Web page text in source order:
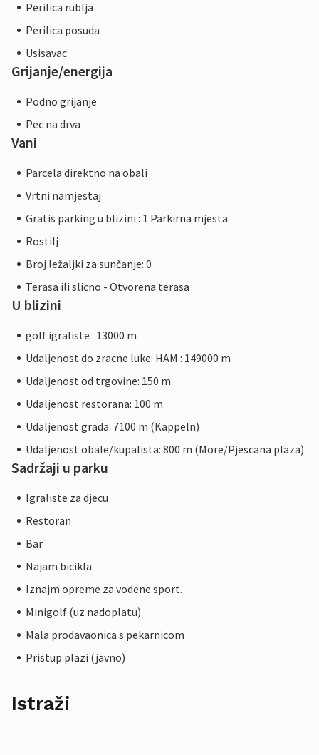
Perilica rublja
Perilica posuda
Usisavac
Grijanje/energija
Podno grijanje
Pec na drva
Vani
Parcela direktno na obali
Vrtni namjestaj
Gratis parking u blizini : 1 Parkirna mjesta
Rostilj
Broj ležaljki za sunčanje: 0
Terasa ili slicno - Otvorena terasa
U blizini
golf igraliste : 13000 m
Udaljenost do zracne luke: HAM : 149000 m
Udaljenost od trgovine: 150 m
Udaljenost restorana: 100 m
Udaljenost grada: 7100 m (Kappeln)
Udaljenost obale/kupalista: 800 m (More/Pjescana plaza)
Sadržaji u parku
Igraliste za djecu
Restoran
Bar
Najam bicikla
Iznajm opreme za vodene sport.
Minigolf (uz nadoplatu)
Mala prodavaonica s pekarnicom
Pristup plazi (javno)
Istraži